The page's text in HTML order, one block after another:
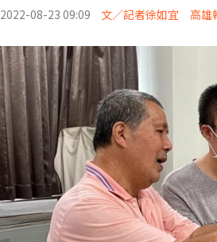
2022-08-23 09:09 文／記者徐如宜 高雄